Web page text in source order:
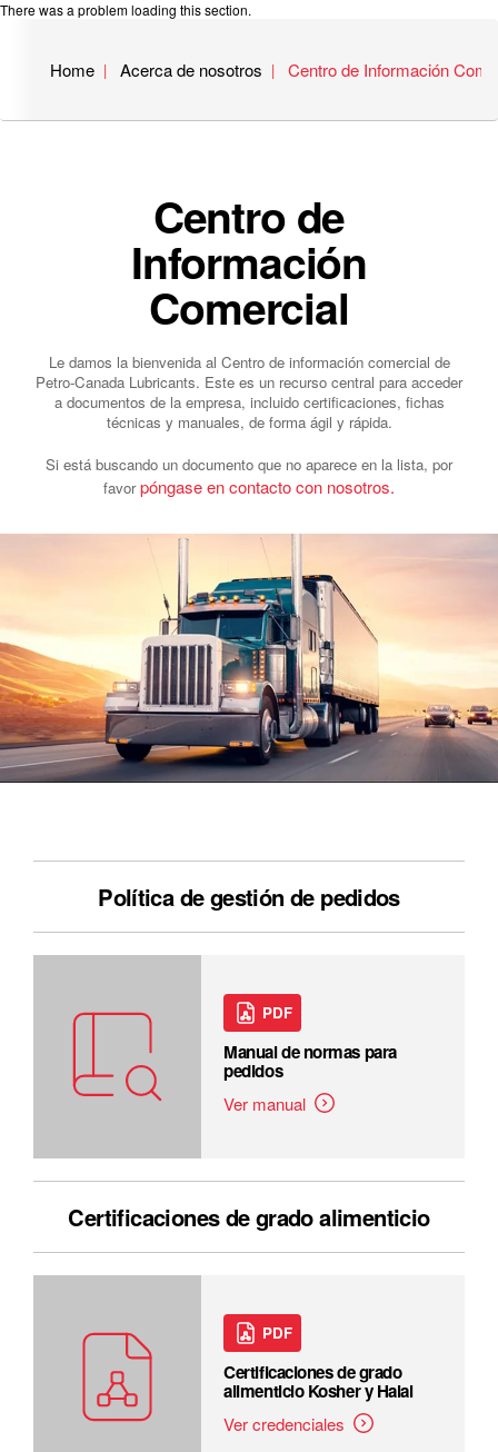
There was a problem loading this section.
Home Acerca de nosotros Centro de Información
Centro de
Información
Comercial
Le damos la bienvenida al Centro de información comercial de
Petro-Canada Lubricants. Este es un recurso central para acceder
a documentos de la empresa, incluido certificaciones, fichas
técnicas y manuales, de forma ágil y rápida.
Si está buscando un documento que no aparece en la lista, por
favorpóngase en contacto con nosotros.
Política de gestión de pedidos
PDF
Manual de normas para
pedidos
Ver manual
Certificaciones de grado alimenticio
PDF
Certificaciones de grado
alimenticio Kosher y Halal
Ver credenciales